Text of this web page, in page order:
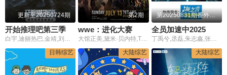
更新至20250724期
开始推理吧第三季
白宇,迪丽热巴,金靖,刘宇宁,张凌赫,周柯宇
第2期
wwe：进化大赛
大馆正美,黛米·贝内特,Tiffany Stratton,Trish Stratus,Rebecca Quin,Pamela Martinez,Aoife Cusack,Trinity Fatu,Jade Cargill,Carla Gonzalez,Victoria Gonzalez,Lexi Kaufman,艾希莉·弗莱尔,Emily Andzulis,比安卡·布莱尔,Tiana Caffey,Savelina Fanene,Brie Garcia
第20250831期番外篇:文韬放狠话常用常新
全员加速中2025
丁禹兮,丞磊,朱志鑫,张泽禹,张极,左航,苏新皓,苏醒,尹浩宇,余承恩,赵奕欢,王琳凯,齐思钧,唐九洲,夏之光,张艺凡
日韩综艺
大陆综艺 大陆综艺